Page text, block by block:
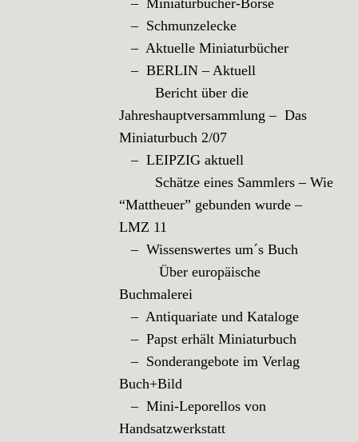
– Miniaturbücher-Börse
– Schmunzelecke
– Aktuelle Miniaturbücher
– BERLIN – Aktuell
Bericht über die
Jahreshauptversammlung – Das
Miniaturbuch 2/07
– LEIPZIG aktuell
Schätze eines Sammlers – Wie
“Mattheuer” gebunden wurde –
LMZ 11
– Wissenswertes um´s Buch
Über europäische
Buchmalerei
– Antiquariate und Kataloge
– Papst erhält Miniaturbuch
– Sonderangebote im Verlag
Buch+Bild
– Mini-Leporellos von
Handsatzwerkstatt